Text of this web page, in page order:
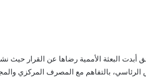
أبدت البعثة الأممية رضاها عن القرار حيث
الرئاسي، بالتفاهم مع المصرف المركزي